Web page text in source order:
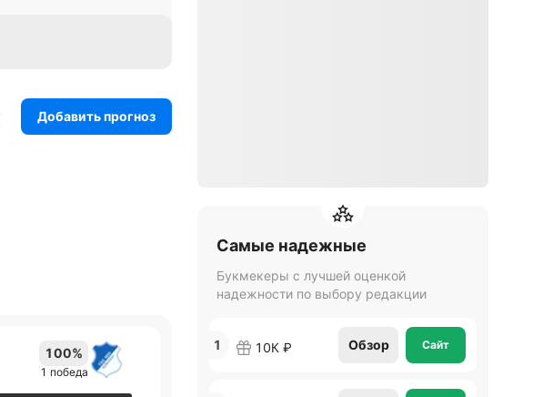
Добавить прогноз
100%
1 победа
Самые надежные
Букмекеры с лучшей оценкой
надежности по выбору редакции
1 10К ₽ Обзор Сайт